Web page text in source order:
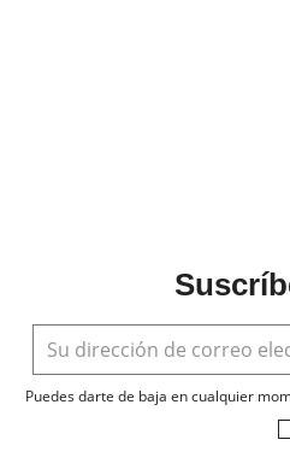
Puedes darte de baja en cualquier